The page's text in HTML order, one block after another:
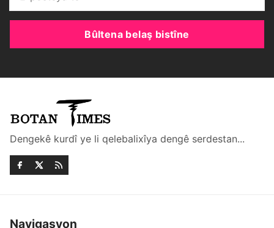
Bûltena belaş bistîne
Dengekê kurdî ye li qelebalixîya dengê serdestan...
Navigasyon